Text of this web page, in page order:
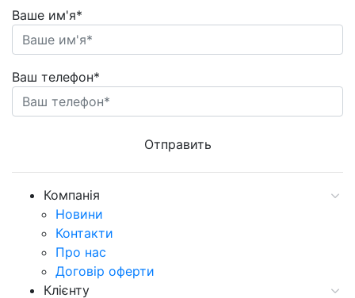
Ваше им'я*
Ваш телефон*
Компанія
Новини
Контакти
Про нас
Договір оферти
Клієнту